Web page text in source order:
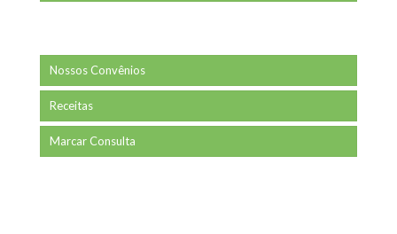
Nossos Convênios
Receitas
Marcar Consulta